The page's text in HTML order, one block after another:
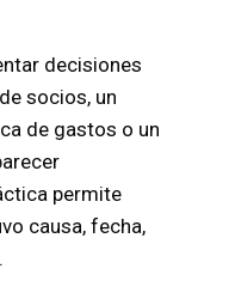
decisiones
socios, un
de gastos o un
permite
causa, fecha,